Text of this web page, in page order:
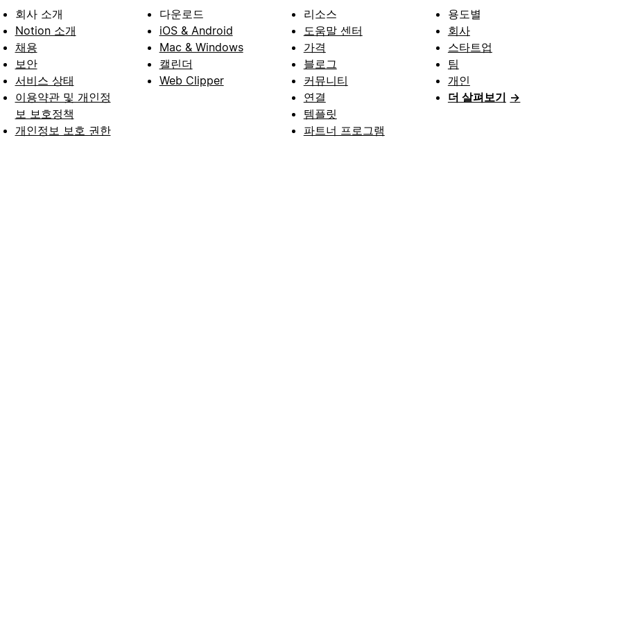
회사 소개
Notion 소개
채용
보안
서비스 상태
이용약관 및 개인정
보 보호정책
개인정보 보호 권한
다운로드
iOS & Android
Mac & Windows
캘린더
Web Clipper
리소스
도움말 센터
가격
블로그
커뮤니티
연결
템플릿
파트너 프로그램
용도별
회사
스타트업
팀
개인
더 살펴보기 →